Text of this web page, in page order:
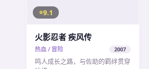
9.1
火影忍者 疾风传
热血 / 冒险 2007
鸣人成长之路，与佐助的羁绊贯穿